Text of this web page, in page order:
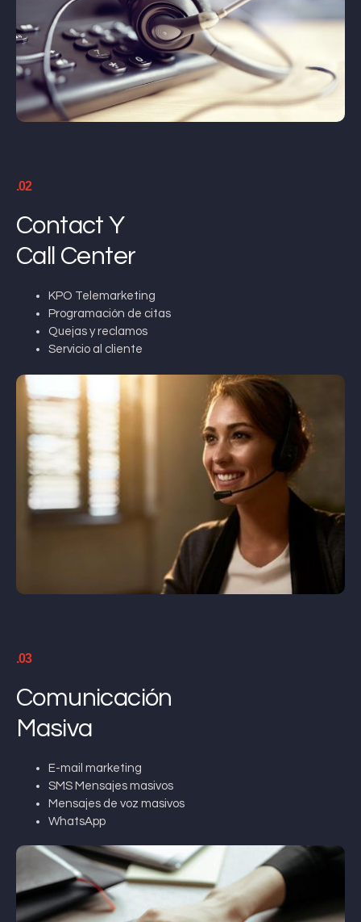
.02
Contact Y
Call Center
KPO Telemarketing
Programación de citas
Quejas y reclamos
Servicio al cliente
.03
Comunicación
Masiva
E-mail marketing
SMS Mensajes masivos
Mensajes de voz masivos
WhatsApp